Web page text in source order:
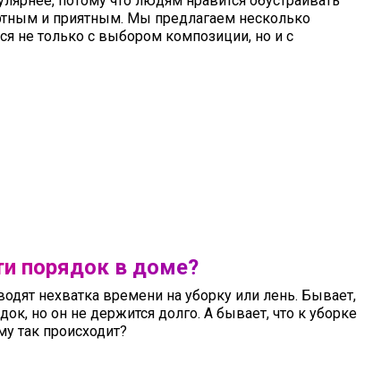
и приятным. Мы предлагаем несколько
не только с выбором композиции, но и с
порядок в доме?
нехватка времени на уборку или лень. Бывает,
но он не держится долго. А бывает, что к уборке
так происходит?